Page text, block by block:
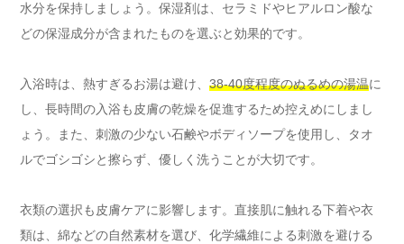
水分を保持しましょう。保湿剤は、セラミドやヒアルロン酸な
どの保湿成分が含まれたものを選ぶと効果的です。
入浴時は、熱すぎるお湯は避け、 38-40度程度のぬるめの湯温に
し、長時間の入浴も皮膚の乾燥を促進するため控えめにしまし
ょう。また、刺激の少ない石鹸やボディソープを使用し、タオ
ルでゴシゴシと擦らず、優しく洗うことが大切です。
衣類の選択も皮膚ケアに影響します。直接肌に触れる下着や衣
類は、綿などの自然素材を選び、化学繊維による刺激を避ける